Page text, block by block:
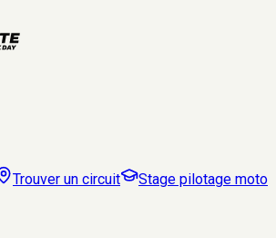
Trouver un circuit
Stage pilotage moto